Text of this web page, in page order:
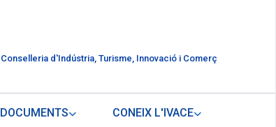
Conselleria d'Indústria, Turisme, Innovació i Comerç
DOCUMENTS CONEIX L'IVACE